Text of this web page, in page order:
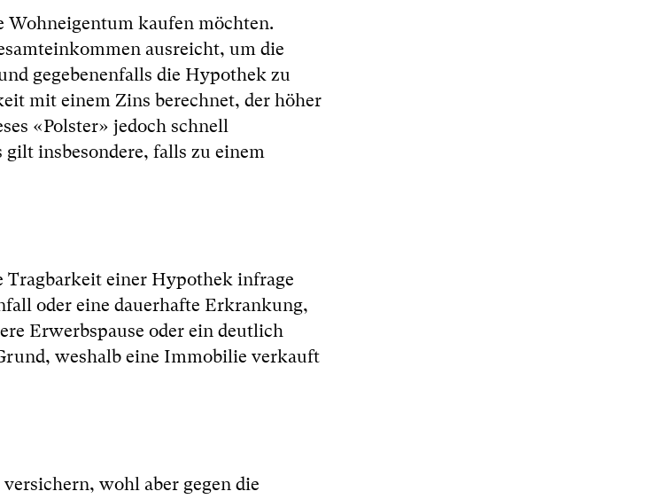
Wohneigentum kaufen möchten.
ausreicht, um die
gegebenenfalls die Hypothek zu
mit einem Zins berechnet, der höher
«Polster» jedoch schnell
insbesondere, falls zu einem
Tragbarkeit einer Hypothek infrage
oder eine dauerhafte Erkrankung,
Erwerbspause oder ein deutlich
weshalb eine Immobilie verkauft
wohl aber gegen die